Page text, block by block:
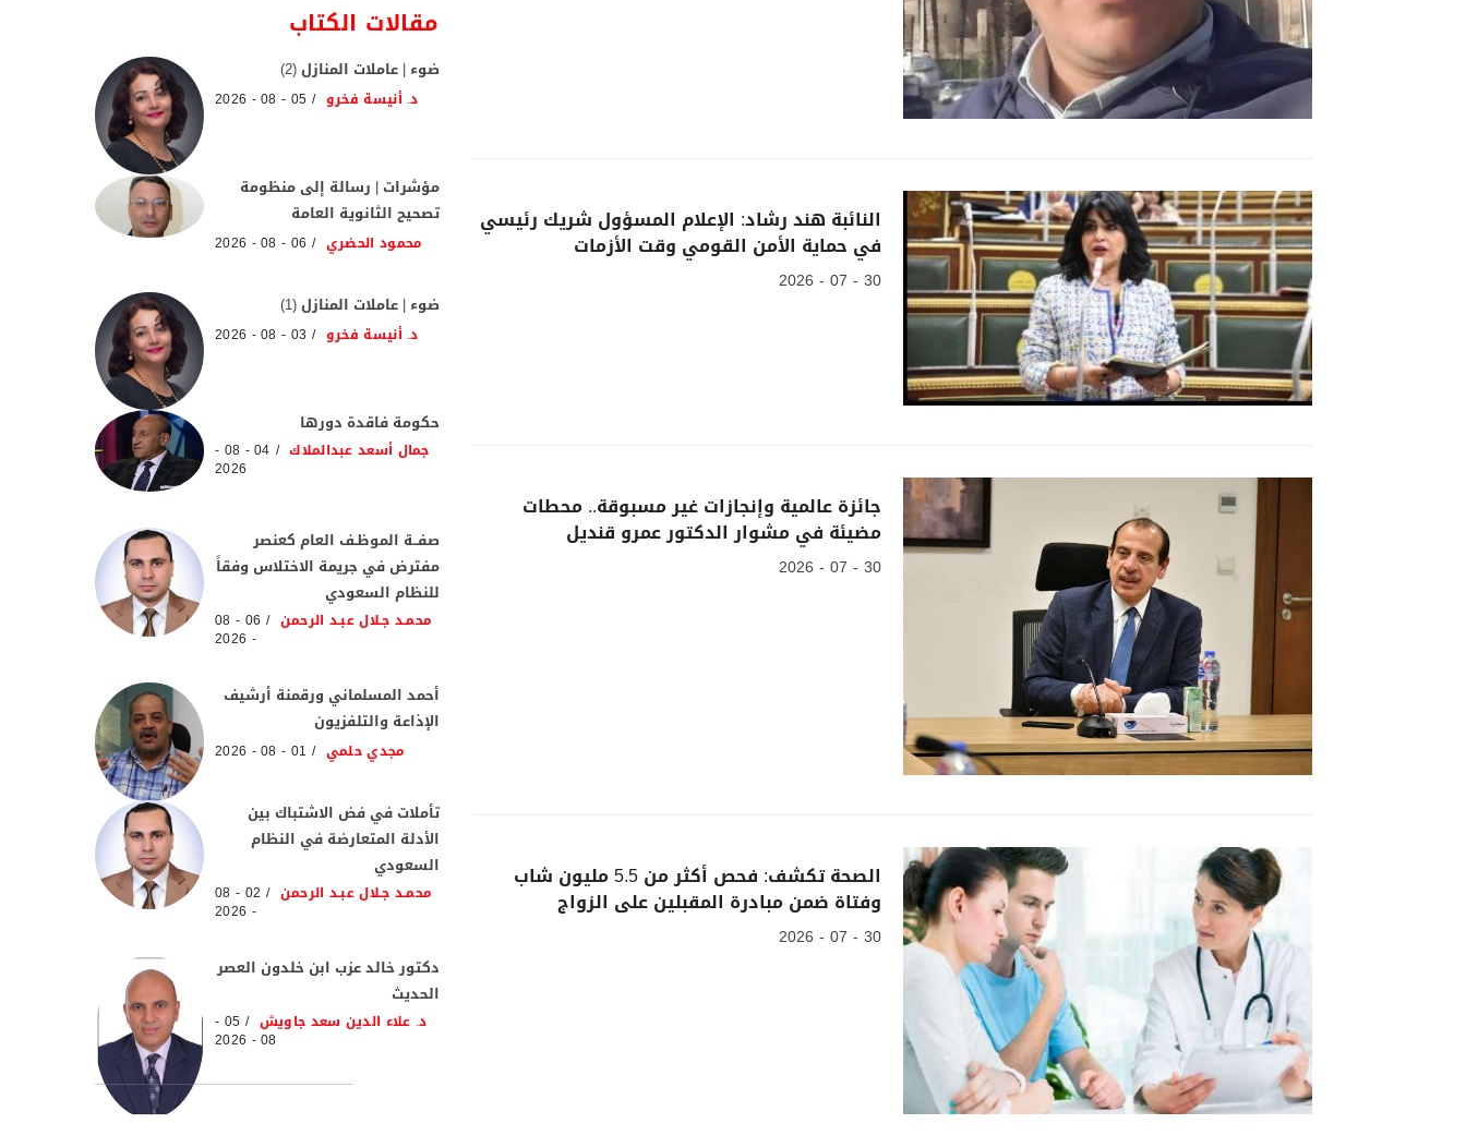
النائبة هند رشاد: الإعلام المسؤول شريك رئيسي
في حماية الأمن القومي وقت الأزمات
30 - 07 - 2026
جائزة عالمية وإنجازات غير مسبوقة.. محطات
مضيئة في مشوار الدكتور عمرو قنديل
30 - 07 - 2026
الصحة تكشف: فحص أكثر من 5.5 مليون شاب
وفتاة ضمن مبادرة المقبلين على الزواج
30 - 07 - 2026
مقالات الكتاب
ضوء | عاملات المنازل (2)
د. أنيسة فخرو 05 - 08 - 2026
مؤشرات | رسالة إلى منظومة
تصحيح الثانوية العامة
محمود الحضري 06 - 08 - 2026
ضوء | عاملات المنازل (1)
د. أنيسة فخرو 03 - 08 - 2026
حكومة فاقدة دورها
جمال أسعد عبدالملاك 04 - 08 -
2026
صفــة الموظـف العام كعنصر
مفترض في جريمة الاختلاس وفقاً
للنظام السعودي
محمـد جـلال عبـد الرحمن 06 - 08
- 2026
أحمد المسلماني ورقمنة أرشيف
الإذاعة والتلفزيون
مجدي حلمي 01 - 08 - 2026
تأملات في فض الاشتباك بين
الأدلة المتعارضة في النظام
السعودي
محمـد جـلال عبـد الرحمن 02 - 08
- 2026
دكتور خالد عزب ابن خلدون العصر
الحديث
د. علاء الدين سعد جاويش 05 -
08 - 2026